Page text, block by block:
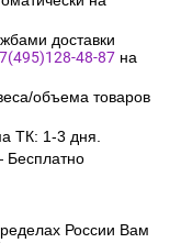
доставки
48-87 на
объема товаров
ТК: 1-3 дня.
Бесплатно
России Вам